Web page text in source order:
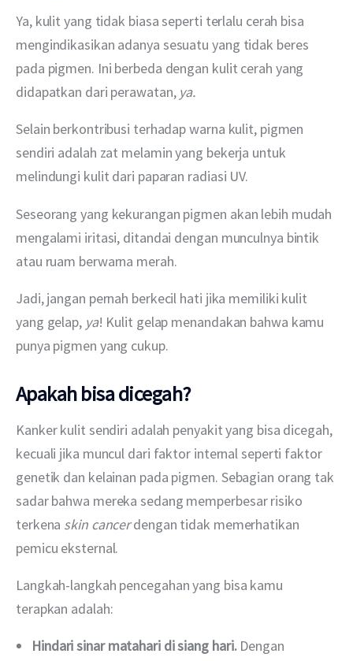
Ya, kulit yang tidak biasa seperti terlalu cerah bisa
mengindikasikan adanya sesuatu yang tidak beres
pada pigmen. Ini berbeda dengan kulit cerah yang
didapatkan dari perawatan, ya.
Selain berkontribusi terhadap warna kulit, pigmen
sendiri adalah zat melamin yang bekerja untuk
melindungi kulit dari paparan radiasi UV.
Seseorang yang kekurangan pigmen akan lebih mudah
mengalami iritasi, ditandai dengan munculnya bintik
atau ruam berwarna merah.
Jadi, jangan pernah berkecil hati jika memiliki kulit
yang gelap, ya! Kulit gelap menandakan bahwa kamu
punya pigmen yang cukup.
Apakah bisa dicegah?
Kanker kulit sendiri adalah penyakit yang bisa dicegah,
kecuali jika muncul dari faktor internal seperti faktor
genetik dan kelainan pada pigmen. Sebagian orang tak
sadar bahwa mereka sedang memperbesar risiko
terkena skin cancer dengan tidak memerhatikan
pemicu eksternal.
Langkah-langkah pencegahan yang bisa kamu
terapkan adalah:
Hindari sinar matahari di siang hari. Dengan